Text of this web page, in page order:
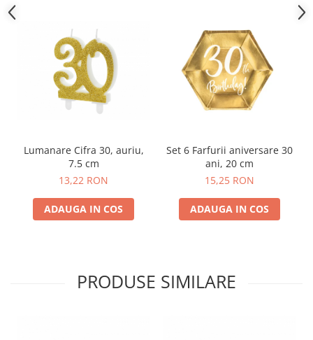
Nunta
Paste
Petrecere 1 An
Petrecerea Burlacitelor
Petreceri Aniversare
Valentine's Day
Lumanare Cifra 30, auriu,
7.5 cm
13,22 RON
ADAUGA IN COS
Set 6 Farfurii aniversare 30
ani, 20 cm
15,25 RON
ADAUGA IN COS
PRODUSE SIMILARE